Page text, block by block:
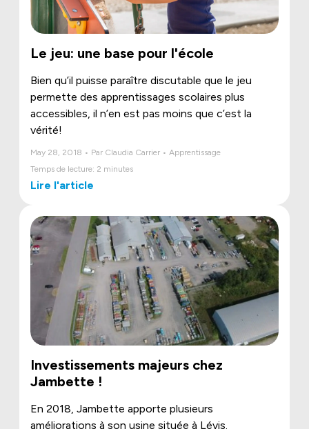
Le jeu: une base pour l'école
Bien qu’il puisse paraître discutable que le jeu
permette des apprentissages scolaires plus
accessibles, il n’en est pas moins que c’est la
vérité!
May 28, 2018 • Par Claudia Carrier • Apprentissage
Temps de lecture: 2 minutes
Lire l'article
Investissements majeurs chez
Jambette !
En 2018, Jambette apporte plusieurs
améliorations à son usine située à Lévis.